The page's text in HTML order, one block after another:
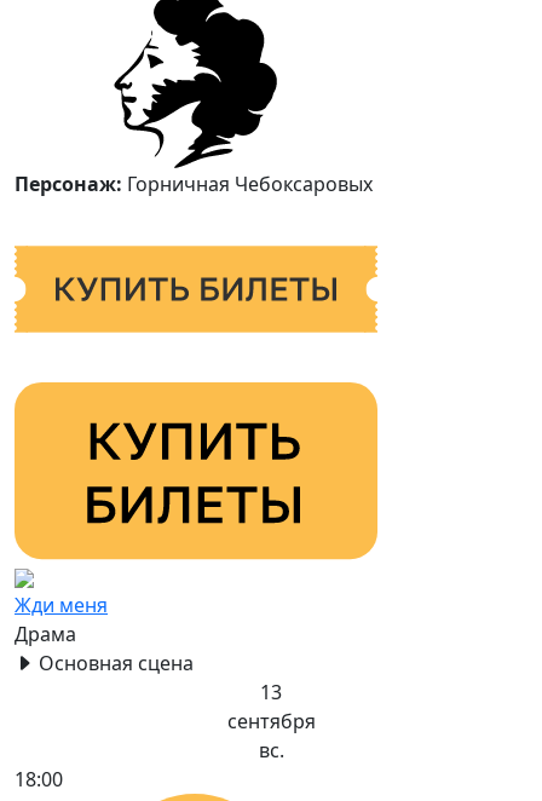
Персонаж: Горничная Чебоксаровых
Жди меня
Драма
Основная сцена
13
сентября
вс.
18:00